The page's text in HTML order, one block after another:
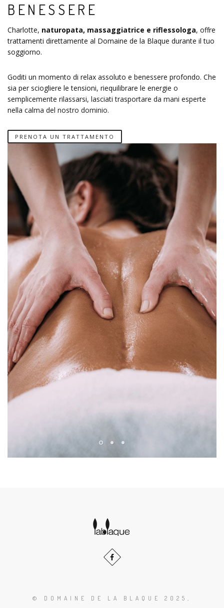
BENESSERE
Charlotte, naturopata, massaggiatrice e riflessologa, offre
trattamenti direttamente al Domaine de la Blaque durante il tuo
soggiorno.
Goditi un momento di relax assoluto e benessere profondo. Che
sia per sciogliere le tensioni, riequilibrare le energie o
semplicemente rilassarsi, lasciati trasportare da mani esperte
nella calma del nostro dominio.
PRENOTA UN TRATTAMENTO
© DOMAINE DE LA BLAQUE 2025 .